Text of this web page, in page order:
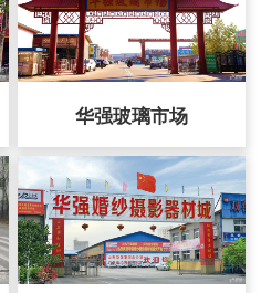
华强玻璃市场